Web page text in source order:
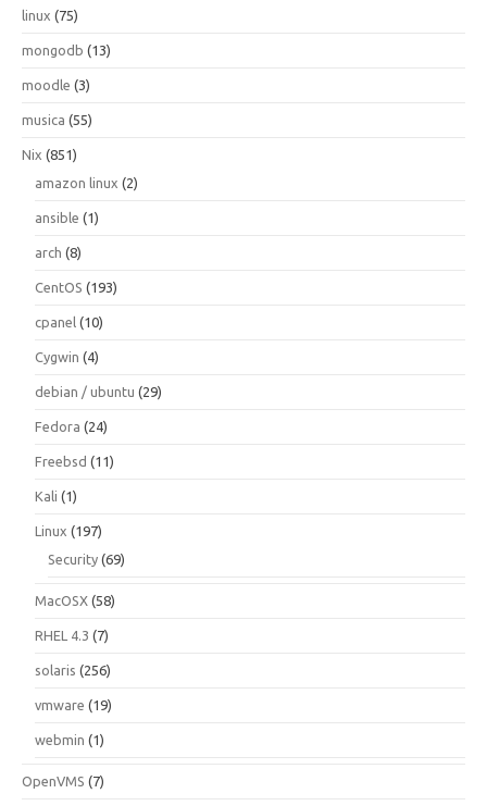
linux (75)
mongodb (13)
moodle (3)
musica (55)
Nix (851)
amazon linux (2)
ansible (1)
arch (8)
CentOS (193)
cpanel (10)
Cygwin (4)
debian / ubuntu (29)
Fedora (24)
Freebsd (11)
Kali (1)
Linux (197)
Security (69)
MacOSX (58)
RHEL 4.3 (7)
solaris (256)
vmware (19)
webmin (1)
OpenVMS (7)